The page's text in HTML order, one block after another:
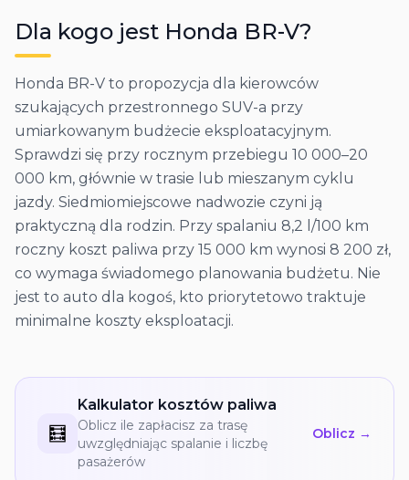
Dla kogo jest Honda BR-V?
Honda BR-V to propozycja dla kierowców
szukających przestronnego SUV-a przy
umiarkowanym budżecie eksploatacyjnym.
Sprawdzi się przy rocznym przebiegu 10 000–20
000 km, głównie w trasie lub mieszanym cyklu
jazdy. Siedmiomiejscowe nadwozie czyni ją
praktyczną dla rodzin. Przy spalaniu 8,2 l/100 km
roczny koszt paliwa przy 15 000 km wynosi 8 200 zł,
co wymaga świadomego planowania budżetu. Nie
jest to auto dla kogoś, kto priorytetowo traktuje
minimalne koszty eksploatacji.
🧮
Kalkulator kosztów paliwa
Oblicz ile zapłacisz za trasę
uwzględniając spalanie i liczbę
pasażerów
Oblicz →